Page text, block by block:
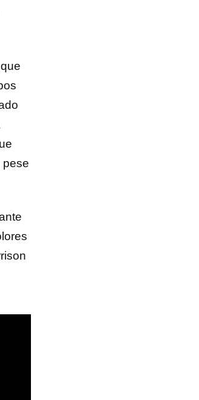
pese